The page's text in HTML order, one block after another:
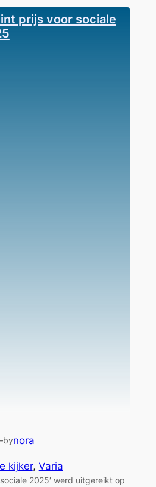
prijs voor sociale
bynora
kijker, Varia
2025′ werd uitgereikt op